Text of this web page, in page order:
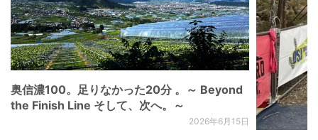
奥信濃100。足りなかった20分 。～ Beyond
the Finish Line そして、次へ。～
2026年6月15日